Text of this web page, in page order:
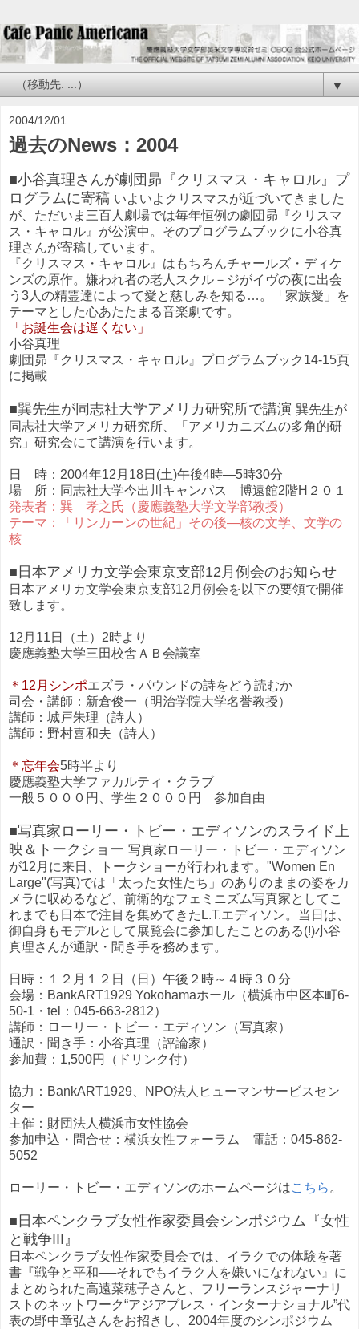
▼
2004/12/01
過去のNews：2004
■小谷真理さんが劇団昴『クリスマス・キャロル』プ
ログラムに寄稿 いよいよクリスマスが近づいてきました
が、ただいま三百人劇場では毎年恒例の劇団昴『クリスマ
ス・キャロル』が公演中。そのプログラムブックに小谷真
理さんが寄稿しています。
『クリスマス・キャロル』はもちろんチャールズ・ディケ
ンズの原作。嫌われ者の老人スクル－ジがイヴの夜に出会
う3人の精霊達によって愛と慈しみを知る…。「家族愛」を
テーマとした心あたたまる音楽劇です。
「お誕生会は遅くない」
小谷真理
劇団昴『クリスマス・キャロル』プログラムブック14-15頁
に掲載
■巽先生が同志社大学アメリカ研究所で講演 巽先生が
同志社大学アメリカ研究所、「アメリカニズムの多角的研
究」研究会にて講演を行います。
日 時：2004年12月18日(土)午後4時―5時30分
場 所：同志社大学今出川キャンパス 博遠館2階H２０１
発表者：巽 孝之氏（慶應義塾大学文学部教授）
テーマ：「リンカーンの世紀」その後―核の文学、文学の
核
■日本アメリカ文学会東京支部12月例会のお知らせ
日本アメリカ文学会東京支部12月例会を以下の要領で開催
致します。
12月11日（土）2時より
慶應義塾大学三田校舎ＡＢ会議室
＊12月シンポエズラ・パウンドの詩をどう読むか
司会・講師：新倉俊一（明治学院大学名誉教授）
講師：城戸朱理（詩人）
講師：野村喜和夫（詩人）
＊忘年会5時半より
慶應義塾大学ファカルティ・クラブ
一般５０００円、学生２０００円 参加自由
■写真家ローリー・トビー・エディソンのスライド上
映＆トークショー 写真家ローリー・トビー・エディソン
が12月に来日、トークショーが行われます。"Women En
Large"(写真)では「太った女性たち」のありのままの姿をカ
メラに収めるなど、前衛的なフェミニズム写真家としてこ
れまでも日本で注目を集めてきたL.T.エディソン。当日は、
御自身もモデルとして展覧会に参加したことのある(!)小谷
真理さんが通訳・聞き手を務めます。
日時：１２月１２日（日）午後２時～４時３０分
会場：BankART1929 Yokohamaホール（横浜市中区本町6-
50-1・tel：045-663-2812）
講師：ローリー・トビー・エディソン（写真家）
通訳・聞き手：小谷真理（評論家）
参加費：1,500円（ドリンク付）
協力：BankART1929、NPO法人ヒューマンサービスセン
ター
主催：財団法人横浜市女性協会
参加申込・問合せ：横浜女性フォーラム 電話：045-862-
5052
ローリー・トビー・エディソンのホームページはこちら 。
■日本ペンクラブ女性作家委員会シンポジウム『女性
と戦争III』
日本ペンクラブ女性作家委員会では、イラクでの体験を著
書『戦争と平和──それでもイラク人を嫌いになれない』に
まとめられた高遠菜穂子さんと、フリーランスジャーナリ
ストのネットワーク“アジアプレス・インターナショナル”代
表の野中章弘さんをお招きし、2004年度のシンポジウム